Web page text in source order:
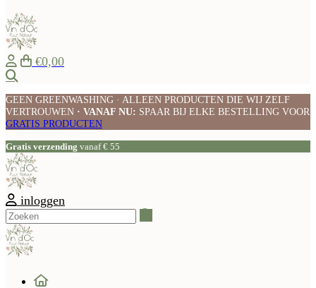
€0,00
GEEN GREENWASHING · ALLEEN PRODUCTEN DIE WIJ ZELF
VERTROUWEN · VANAF NU: SPAAR BIJ ELKE BESTELLING VOOR
GRATIS PRODUCTEN
Gratis verzending vanaf € 55
inloggen